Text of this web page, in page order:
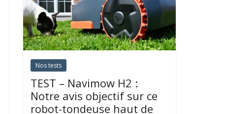
Nos tests
TEST – Navimow H2 :
Notre avis objectif sur ce
robot-tondeuse haut de